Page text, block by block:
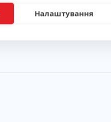
Налаштування